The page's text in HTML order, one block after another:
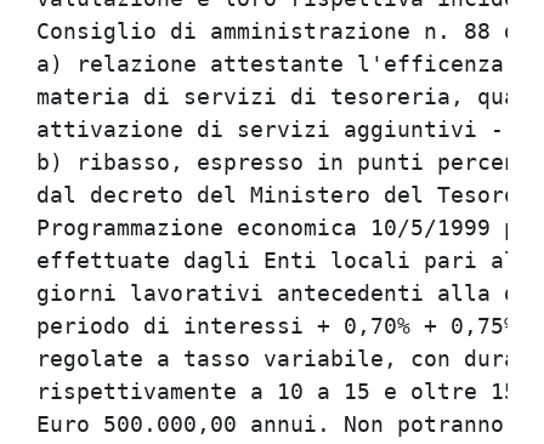
Consiglio di
a) relazione attestante
materia di servizi di
attivazione di servizi
b) ribasso, espresso in punti
dal decreto del Ministero
Programmazione economica
effettuate dagli Enti locali
giorni lavorativi antecedenti
periodo di interessi + 0,70% +
regolate a tasso variabile,
rispettivamente a 10 a 15 e
Euro 500.000,00 annui. Non